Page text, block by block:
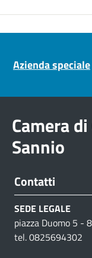
Azienda speciale
Camera
Sannio
Contatti
SEDE LEGALE
piazza Duomo 5 -
tel. 0825694302